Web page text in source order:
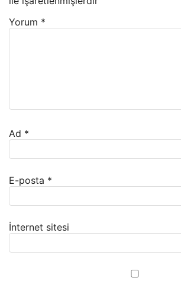
Yorum *
Ad *
E-posta *
İnternet sitesi